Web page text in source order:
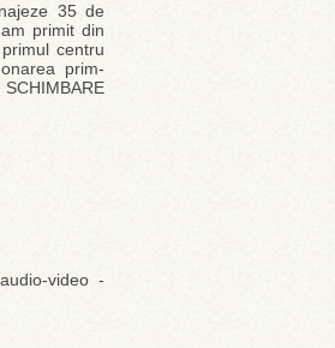
35 de
primit din
centru
prim-
video -